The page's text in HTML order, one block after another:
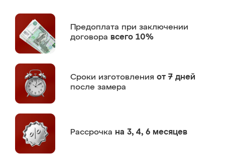
Предоплата при заключении
договора всего 10%
Сроки изготовления от 7 дней
после замера
Рассрочка на 3, 4, 6 месяцев